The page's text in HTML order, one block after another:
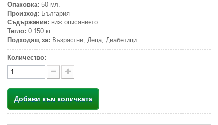
Опаковка: 50 мл.
Произход: България
Съдържание: виж описанието
Тегло: 0.150 кг.
Подходящ за: Възрастни, Деца, Диабетици
Количество:
Добави към количката